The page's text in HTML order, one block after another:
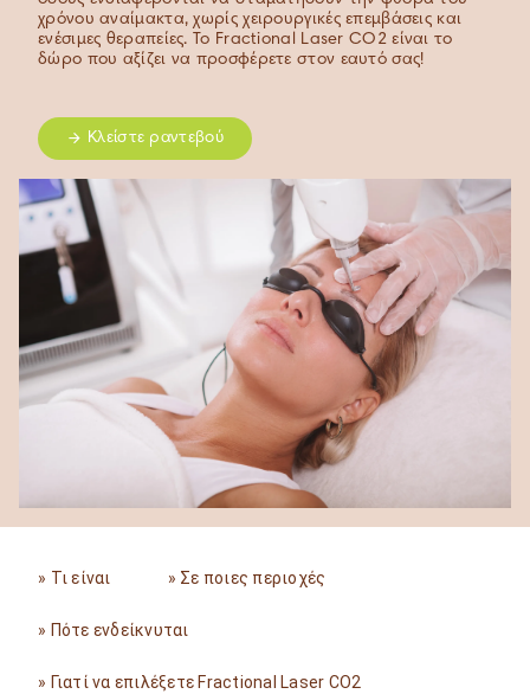
χρόνου αναίμακτα, χωρίς χειρουργικές επεμβάσεις και
ενέσιμες θεραπείες. Το Fractional Laser CO2 είναι το
δώρο που αξίζει να προσφέρετε στον εαυτό σας!
Κλείστε ραντεβού
» Τι είναι » Σε ποιες περιοχές
» Πότε ενδείκνυται
» Γιατί να επιλέξετε Fractional Laser CO2